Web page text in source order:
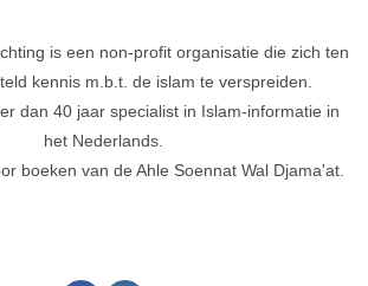
is een non-profit organisatie die zich ten
kennis m.b.t. de islam te verspreiden.
dan 40 jaar specialist in Islam-informatie in
het Nederlands.
boeken van de Ahle Soennat Wal Djama'at.